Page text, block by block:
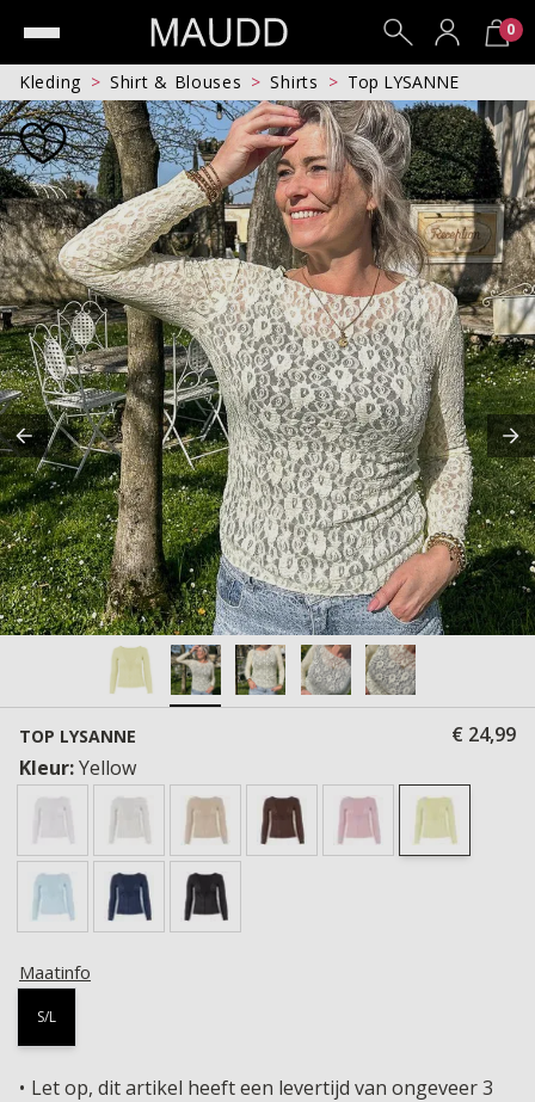
0
Kleding Shirt & Blouses Shirts Top LYSANNE
TOP LYSANNE
€ 24,99
Kleur:Yellow
Maatinfo
S/L
Let op, dit artikel heeft een levertijd van ongeveer 3